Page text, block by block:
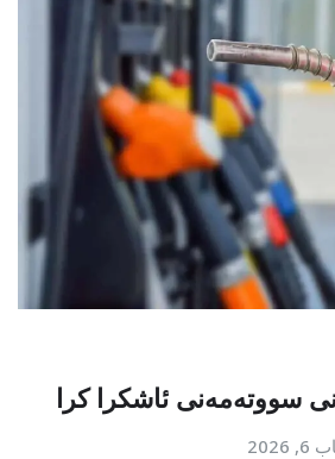
سووتەمەنی ئاشکرا کرا
2026